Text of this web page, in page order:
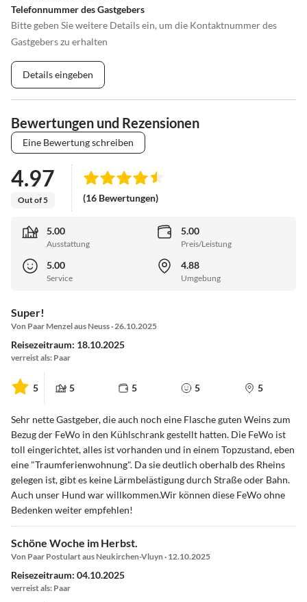
Telefonnummer des Gastgebers
Bitte geben Sie weitere Details ein, um die Kontaktnummer des
Gastgebers zu erhalten
Details eingeben
Bewertungen und Rezensionen
Eine Bewertung schreiben
4.97
Out of 5 (16 Bewertungen)
5.00
Ausstattung
5.00
Preis/Leistung
5.00
Service
4.88
Umgebung
Super!
Von Paar Menzel aus Neuss · 26.10.2025
Reisezeitraum: 18.10.2025
verreist als: Paar
5 5 5 5 5
Sehr nette Gastgeber, die auch noch eine Flasche guten Weins zum
Bezug der FeWo in den Kühlschrank gestellt hatten. Die FeWo ist
toll eingerichtet, alles ist vorhanden und in einem Topzustand, eben
eine "Traumferienwohnung". Da sie deutlich oberhalb des Rheins
gelegen ist, gibt es keine Lärmbelästigung durch Straße oder Bahn.
Auch unser Hund war willkommen.Wir können diese FeWo ohne
Bedenken weiter empfehlen!
Schöne Woche im Herbst.
Von Paar Postulart aus Neukirchen-Vluyn · 12.10.2025
Reisezeitraum: 04.10.2025
verreist als: Paar